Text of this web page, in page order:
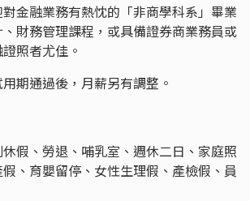
金融業務有熱忱的「非商學科系」畢業
財務管理課程，或具備證券商業務員或
照者尤佳。
期通過後，月薪另有調整。
假、勞退、哺乳室、週休二日、家庭照
、育嬰留停、女性生理假、產檢假、員